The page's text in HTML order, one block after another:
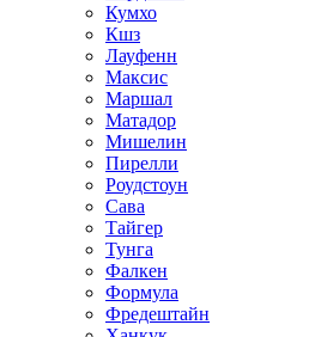
Кумхо
Кшз
Лауфенн
Максис
Маршал
Матадор
Мишелин
Пирелли
Роудстоун
Сава
Тайгер
Тунга
Фалкен
Формула
Фредештайн